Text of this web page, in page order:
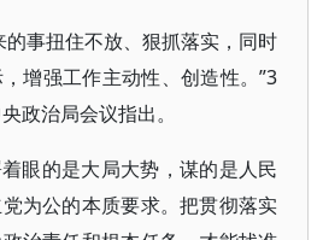
的事扭住不放、狠抓落实，同时
增强工作主动性、创造性。”3
政治局会议指出。
眼的是大局大势，谋的是人民
为公的本质要求。把贯彻落实